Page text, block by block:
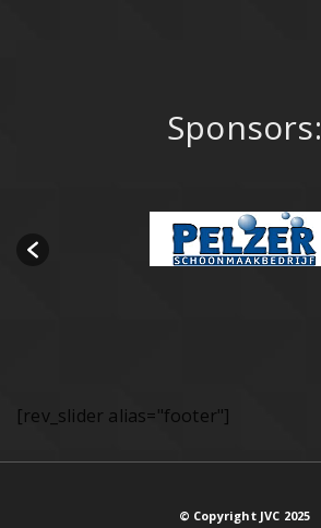
Sponsors:
[rev_slider alias="footer"]
© Copyright JVC 2025